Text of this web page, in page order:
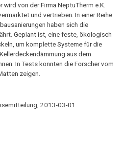
von der Firma NeptuTherm e.K.
und vertrieben. In einer Reihe
haben sich die
Geplant ist, eine feste, ökologisch
um komplette Systeme für die
aus dem
In Tests konnten die Forscher vom
zeigen.
2013-03-01.